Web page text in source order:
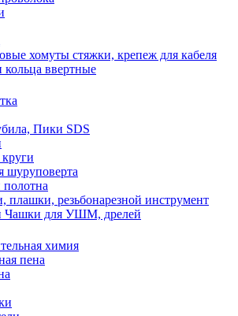
хомуты стяжки, крепеж для кабеля
ввертные
Пики SDS
шуруповерта
плашки, резьбонарезной инструмент
Чашки для УШМ, дрелей
химия
пена